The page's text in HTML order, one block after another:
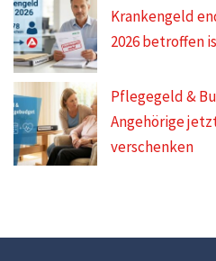
Krankengeld
2026 betroffen
Pflegegeld &
Angehörige
verschenken